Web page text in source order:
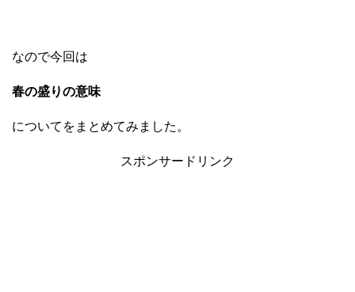
なので今回は
春の盛りの意味
についてをまとめてみました。
スポンサードリンク